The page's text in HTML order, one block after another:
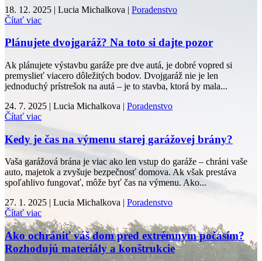
18. 12. 2025 | Lucia Michalkova | Poradenstvo
Čítať viac
Plánujete dvojgaráž? Na toto si dajte pozor
Ak plánujete výstavbu garáže pre dve autá, je dobré vopred si
premyslieť viacero dôležitých bodov. Dvojgaráž nie je len
jednoduchý prístrešok na autá – je to stavba, ktorá by mala...
24. 7. 2025 | Lucia Michalkova | Poradenstvo
Čítať viac
Kedy je čas na výmenu starej garážovej brány?
Vaša garážová brána je viac ako len vstup do garáže – chráni vaše
auto, majetok a zvyšuje bezpečnosť domova. Ak však prestáva
spoľahlivo fungovať, môže byť čas na výmenu. Ako...
27. 1. 2025 | Lucia Michalkova | Poradenstvo
Čítať viac
Ako ochrániť váš dom pred extrémnym počasím?
Rozhodujú materiály a konštrukcie